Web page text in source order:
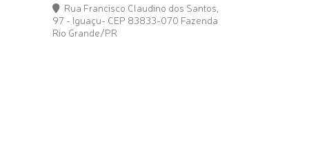
Rua Francisco Claudino dos Santos,
97 - Iguaçu- CEP 83833-070 Fazenda
Rio Grande/PR